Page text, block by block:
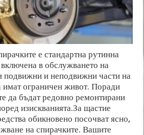
е стандартна рутинна
в обслужването на
подвижни и неподвижни части на
имат ограничен живот. Поради
да бъдат редовно ремонтирани
изискванията.За щастие
обикновено посочват ясно,
на спирачките. Вашите